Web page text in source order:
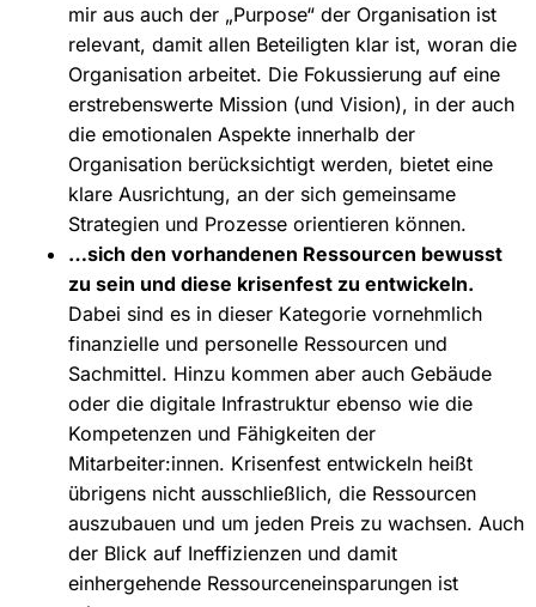
mir aus auch der „Purpose“ der Organisation ist
relevant, damit allen Beteiligten klar ist, woran die
Organisation arbeitet. Die Fokussierung auf eine
erstrebenswerte Mission (und Vision), in der auch
die emotionalen Aspekte innerhalb der
Organisation berücksichtigt werden, bietet eine
klare Ausrichtung, an der sich gemeinsame
Strategien und Prozesse orientieren können.
…sich den vorhandenen Ressourcen bewusst
zu sein und diese krisenfest zu entwickeln.
Dabei sind es in dieser Kategorie vornehmlich
finanzielle und personelle Ressourcen und
Sachmittel. Hinzu kommen aber auch Gebäude
oder die digitale Infrastruktur ebenso wie die
Kompetenzen und Fähigkeiten der
Mitarbeiter:innen. Krisenfest entwickeln heißt
übrigens nicht ausschließlich, die Ressourcen
auszubauen und um jeden Preis zu wachsen. Auch
der Blick auf Ineffizienzen und damit
einhergehende Ressourceneinsparungen ist